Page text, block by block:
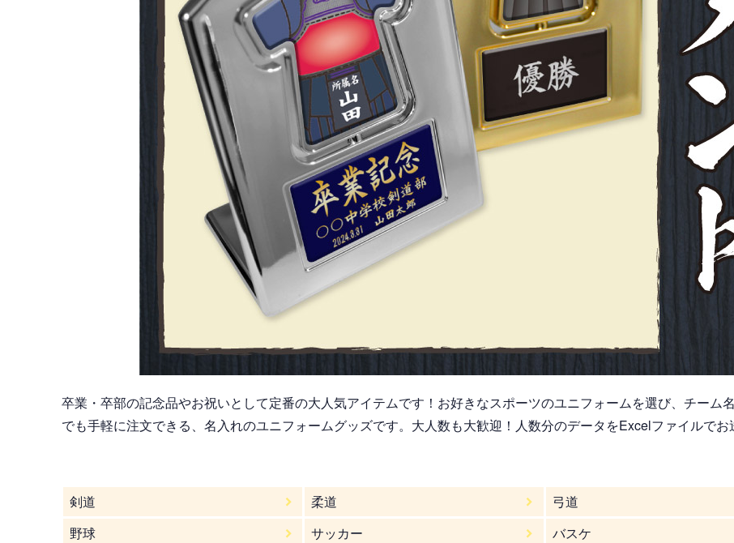
卒業・卒部の記念品やお祝いとして定番の大人気アイテムです！お好きなスポーツのユニフォームを選び、チーム
でも手軽に注文できる、名入れのユニフォームグッズです。大人数も大歓迎！人数分のデータをExcelファイルでお
剣道 柔道 弓道
野球
サッカー バスケ